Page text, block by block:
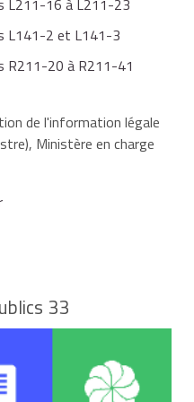
civile professionnelle
comme accordée.
touristique
licence d'agence de
les documents
L211-16 à L211-23
L141-2 et L141-3
R211-20 à R211-41
de l'information légale
Ministère en charge
33